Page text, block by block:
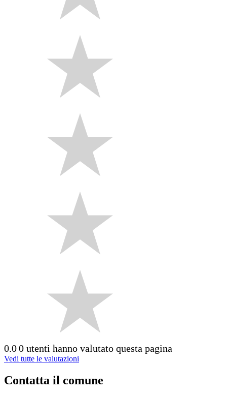
0.00 utenti hanno valutato questa pagina
Vedi tutte le valutazioni
Contatta il comune